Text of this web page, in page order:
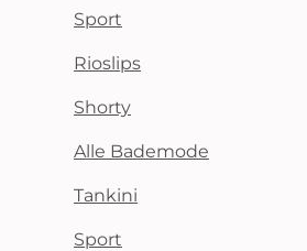
Sport
Rioslips
Shorty
Alle Bademode
Tankini
Sport